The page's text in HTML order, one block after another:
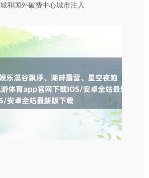
和国外破费中心城市注入